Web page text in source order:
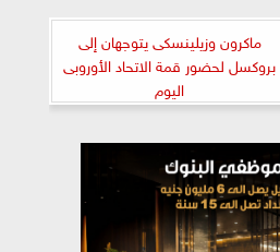
ماكرون وزيلينسكى يتوجهان إلى
بروكسل لحضور قمة الاتحاد الأوروبى
اليوم